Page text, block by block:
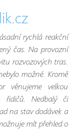
rychlá reakční
čas. Na provozní
rozvozových tras.
možné. Kromě
věnujeme velkou
řidičů. Nedbalý či
na stav dodávek a
mít přehled o